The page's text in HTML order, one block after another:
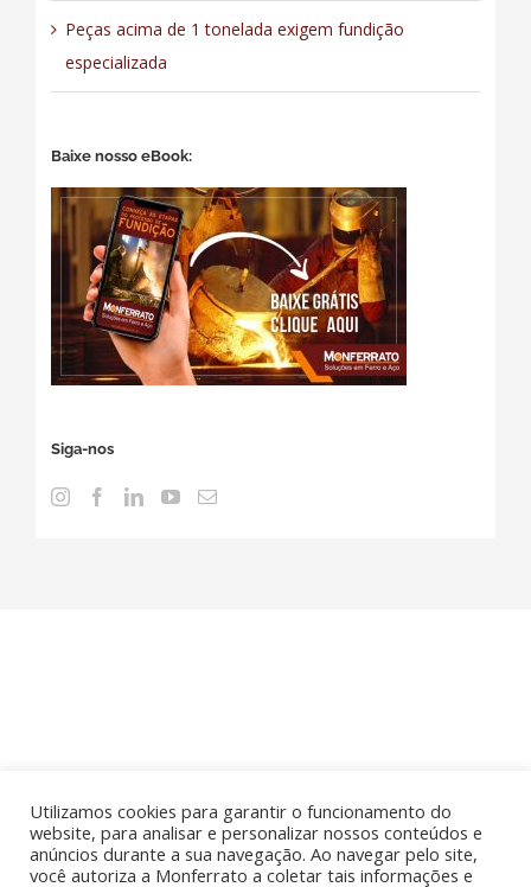
Peças acima de 1 tonelada exigem fundição
especializada
Baixe nosso eBook:
Siga-nos
© Copyright2026 | Monferrato, todos os direitos
reservados | Associado aABIMAQ|Política de Privacidade |Por
2xDesign
Utilizamos cookies para garantir o funcionamento do
website, para analisar e personalizar nossos conteúdos e
anúncios durante a sua navegação. Ao navegar pelo site,
você autoriza a Monferrato a coletar tais informações e